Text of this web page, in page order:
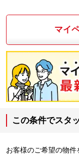
マイ
この条件でスタ
お客様のご希望の物